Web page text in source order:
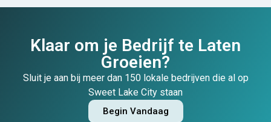
Klaar om je Bedrijf te Laten
Groeien?
Sluit je aan bij meer dan 150 lokale bedrijven die al op
Sweet Lake City staan
Begin Vandaag